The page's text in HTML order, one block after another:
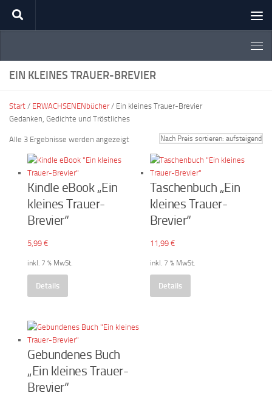
Zum Inhalt springen
EIN KLEINES TRAUER-BREVIER
Start / ERWACHSENENbücher/ Ein kleines Trauer-Brevier
Gedanken, Gedichte und Tröstliches
Alle 3 Ergebnisse werden angezeigtNach
sortiert:
aufsteigend
Kindle eBook „Ein
kleines Trauer-
Brevier“
5,99 €
inkl. 7 % MwSt.
Details
Taschenbuch „Ein
kleines Trauer-
Brevier“
11,99 €
inkl. 7 % MwSt.
Details
Gebundenes Buch
„Ein kleines Trauer-
Brevier“